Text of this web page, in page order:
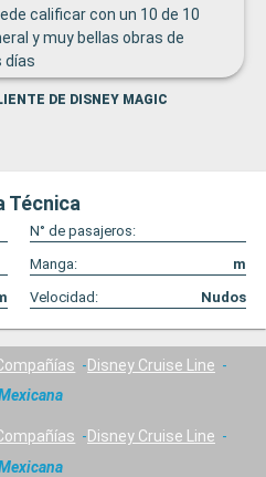
calificar con un 10 de 10
y muy bellas obras de
días
DE DISNEY MAGIC
Técnica
N° de pasajeros:
Manga:
m
Velocidad: Nudos
Disney Cruise Line
Disney Cruise Line